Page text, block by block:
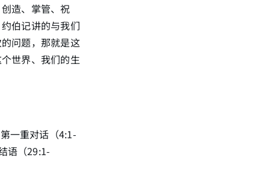
造、掌管、祝
伯记讲的与我们
问题，那就是这
世界、我们的生
一重对话（4:1-
语（29:1-